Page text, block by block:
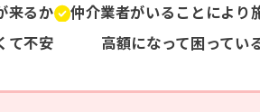
来るか
て不安
仲介業者がいることにより
高額になって困ってい